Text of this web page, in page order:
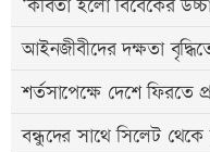
‘কবিতা হলো বিবেকের
আইনজীবীদের দক্ষতা
শর্তসাপেক্ষে দেশে ফিরতে
বন্ধুদের সাথে সিলেট